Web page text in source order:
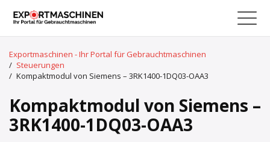
Exportmaschinen - Ihr Portal für Gebrauchtmaschinen
/ Steuerungen
/ Kompaktmodul von Siemens – 3RK1400-1DQ03-OAA3
Kompaktmodul von Siemens –
3RK1400-1DQ03-OAA3